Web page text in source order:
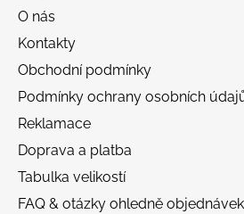
O nás
Kontakty
Obchodní podmínky
Podmínky ochrany osobních
Reklamace
Doprava a platba
Tabulka velikostí
FAQ & otázky ohledně objednávek